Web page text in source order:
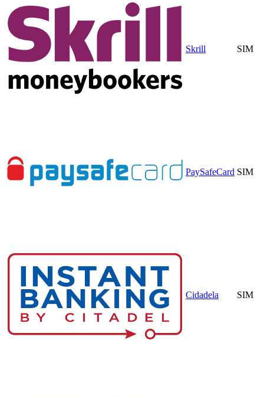
Skrill SIM
PaySafeCard SIM
Cidadela SIM